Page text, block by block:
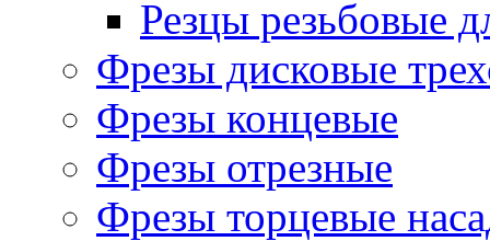
Резцы резьбовые
Фрезы дисковые
Фрезы концевые
Фрезы отрезные
Фрезы торцевые